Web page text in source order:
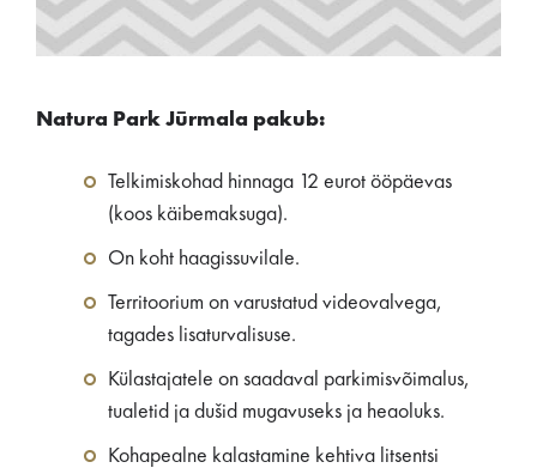
Natura Park Jūrmala pakub:
Telkimiskohad hinnaga 12 eurot ööpäevas
(koos käibemaksuga).
On koht haagissuvilale.
Territoorium on varustatud videovalvega,
tagades lisaturvalisuse.
Külastajatele on saadaval parkimisvõimalus,
tualetid ja dušid mugavuseks ja heaoluks.
Kohapealne kalastamine kehtiva litsentsi